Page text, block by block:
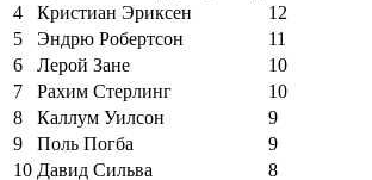
4
Кристиан Эриксен
12
5
Эндрю Робертсон
11
6
Лерой Зане
10
7
Рахим Стерлинг
10
8
Каллум Уилсон
9
9
Поль Погба
9
10 Давид Сильва
8